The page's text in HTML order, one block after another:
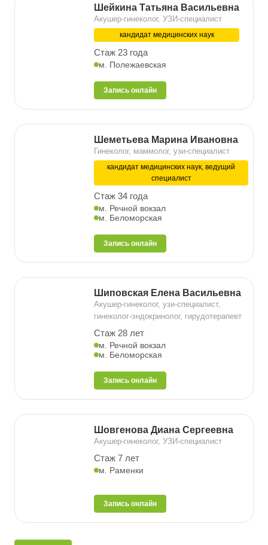
Шейкина Татьяна Васильевна
Акушер-гинеколог, УЗИ-специалист
кандидат медицинских наук
Стаж 23 года
м. Полежаевская
Запись онлайн
Шеметьева Марина Ивановна
Гинеколог, маммолог, узи-специалист
кандидат медицинских наук, ведущий
специалист
Стаж 34 года
м. Речной вокзал
м. Беломорская
Запись онлайн
Шиповская Елена Васильевна
Акушер-гинеколог, узи-специалист,
гинеколог-эндокринолог, гирудотерапевт
Стаж 28 лет
м. Речной вокзал
м. Беломорская
Запись онлайн
Шовгенова Диана Сергеевна
Акушер-гинеколог, УЗИ-специалист
Стаж 7 лет
м. Раменки
Запись онлайн